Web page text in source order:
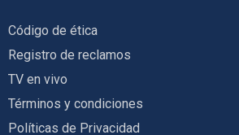
Código de ética
Registro de reclamos
TV en vivo
Términos y condiciones
Políticas de Privacidad